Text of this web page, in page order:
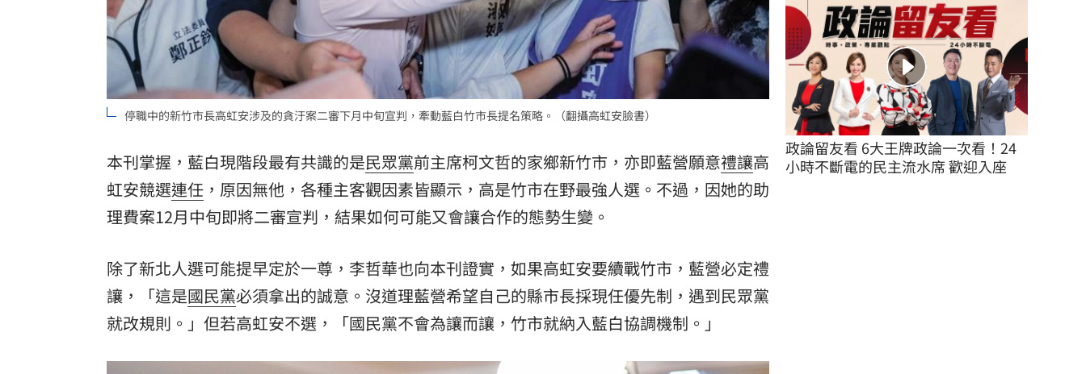
理想混蛋號召粉絲跨海追星吃美食！ 18:15
停職中的新竹市長高虹安涉及的貪汙案二審下月中旬宣判，牽動藍白竹市長提名策略。（翻攝高虹安臉書）
本刊掌握，藍白現階段最有共識的是民眾黨前主席柯文哲的家鄉新竹市，亦即藍營願意禮讓高
虹安競選連任 ，原因無他，各種主客觀因素皆顯示，高是竹市在野最強人選。不過，因她的助
理費案12月中旬即將二審宣判，結果如何可能又會讓合作的態勢生變。
除了新北人選可能提早定於一尊，李哲華也向本刊證實，如果高虹安要續戰竹市，藍營必定禮
讓，「這是國民黨必須拿出的誠意。沒道理藍營希望自己的縣市長採現任優先制，遇到民眾黨
就改規則。」但若高虹安不選，「國民黨不會為讓而讓，竹市就納入藍白協調機制。」
政論留友看 6大王牌政論一次看！24
小時不斷電的民主流水席 歡迎入座